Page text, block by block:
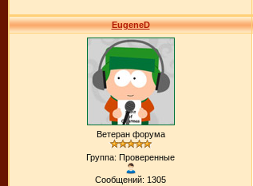
EugeneD
Ветеран форума
Группа: Проверенные
Сообщений: 1305